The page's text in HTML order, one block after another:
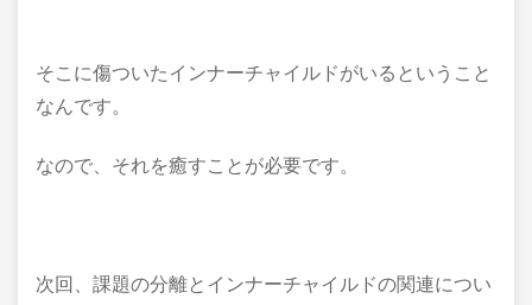
そこに傷ついたインナーチャイルドがいるということ
なんです。
なので、それを癒すことが必要です。
次回、課題の分離とインナーチャイルドの関連につい